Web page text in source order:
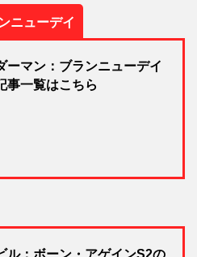
ニューデイ
ーマン：ブランニューデイ
事一覧はこちら
ル：ボーン・アゲインS2の